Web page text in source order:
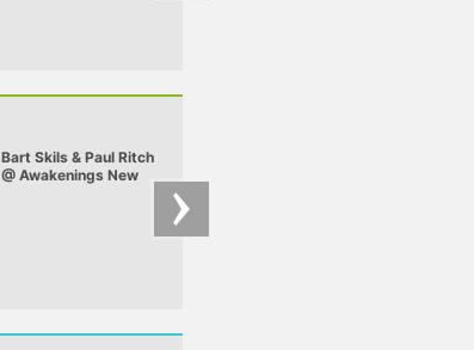
Bart Skils & Paul Ritch
@ Awakenings New